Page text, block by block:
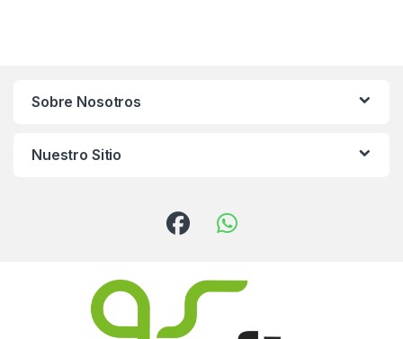
Sobre Nosotros
Nuestro Sitio